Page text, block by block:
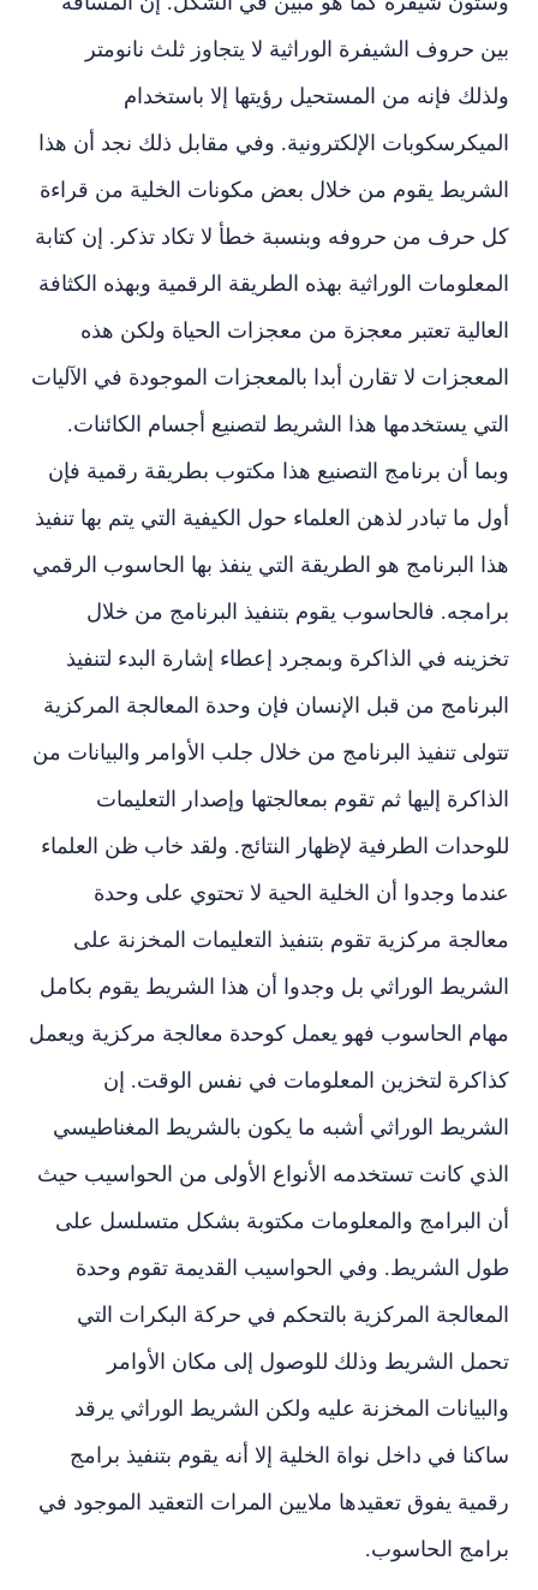
بين حروف الشيفرة الوراثية لا يتجاوز ثلث نانومتر
ولذلك فإنه من المستحيل رؤيتها إلا باستخدام
الميكرسكوبات الإلكترونية. وفي مقابل ذلك نجد أن هذا
الشريط يقوم من خلال بعض مكونات الخلية من قراءة
كل حرف من حروفه وبنسبة خطأ لا تكاد تذكر. إن كتابة
المعلومات الوراثية بهذه الطريقة الرقمية وبهذه الكثافة
العالية تعتبر معجزة من معجزات الحياة ولكن هذه
المعجزات لا تقارن أبدا بالمعجزات الموجودة في الآليات
التي يستخدمها هذا الشريط لتصنيع أجسام الكائنات.
وبما أن برنامج التصنيع هذا مكتوب بطريقة رقمية فإن
أول ما تبادر لذهن العلماء حول الكيفية التي يتم بها تنفيذ
هذا البرنامج هو الطريقة التي ينفذ بها الحاسوب الرقمي
برامجه. فالحاسوب يقوم بتنفيذ البرنامج من خلال
تخزينه في الذاكرة وبمجرد إعطاء إشارة البدء لتنفيذ
البرنامج من قبل الإنسان فإن وحدة المعالجة المركزية
تتولى تنفيذ البرنامج من خلال جلب الأوامر والبيانات من
الذاكرة إليها ثم تقوم بمعالجتها وإصدار التعليمات
للوحدات الطرفية لإظهار النتائج. ولقد خاب ظن العلماء
عندما وجدوا أن الخلية الحية لا تحتوي على وحدة
معالجة مركزية تقوم بتنفيذ التعليمات المخزنة على
الشريط الوراثي بل وجدوا أن هذا الشريط يقوم بكامل
مهام الحاسوب فهو يعمل كوحدة معالجة مركزية ويعمل
كذاكرة لتخزين المعلومات في نفس الوقت. إن
الشريط الوراثي أشبه ما يكون بالشريط المغناطيسي
الذي كانت تستخدمه الأنواع الأولى من الحواسيب حيث
أن البرامج والمعلومات مكتوبة بشكل متسلسل على
طول الشريط. وفي الحواسيب القديمة تقوم وحدة
المعالجة المركزية بالتحكم في حركة البكرات التي
تحمل الشريط وذلك للوصول إلى مكان الأوامر
والبيانات المخزنة عليه ولكن الشريط الوراثي يرقد
ساكنا في داخل نواة الخلية إلا أنه يقوم بتنفيذ برامج
رقمية يفوق تعقيدها ملايين المرات التعقيد الموجود في
برامج الحاسوب.